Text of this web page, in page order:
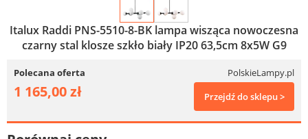
Italux Raddi PNS-5510-8-BK lampa wisząca nowoczesna
czarny stal klosze szkło biały IP20 63,5cm 8x5W G9
Polecana oferta PolskieLampy.pl
1 165,00 zł Przejdź do sklepu >